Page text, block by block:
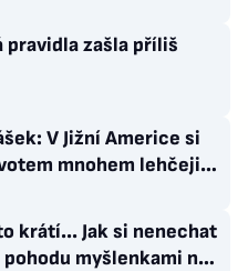
pravidla zašla příliš
V Jižní Americe si
mnohem lehčeji,
krátí... Jak si nenechat
myšlenkami na